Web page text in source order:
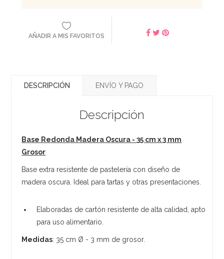
AÑADIR A MIS FAVORITOS
DESCRIPCIÓN ENVÍO Y PAGO
Descripción
Base Redonda Madera Oscura - 35 cm x 3 mm
Grosor
Base extra resistente de pastelería con diseño de
madera oscura. Ideal para tartas y otras presentaciones.
Elaboradas de cartón resistente de alta calidad, apto
para uso alimentario.
Medidas: 35 cm Ø - 3 mm de grosor.